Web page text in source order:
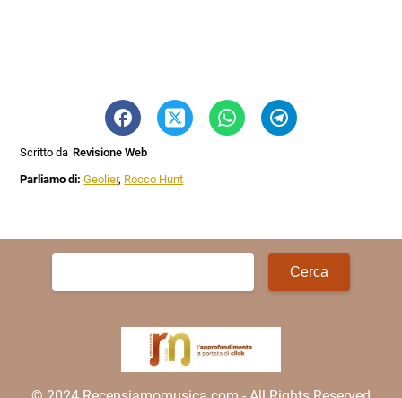
Scritto da Revisione Web
Parliamo di:Geolier, Rocco Hunt
Ricerca